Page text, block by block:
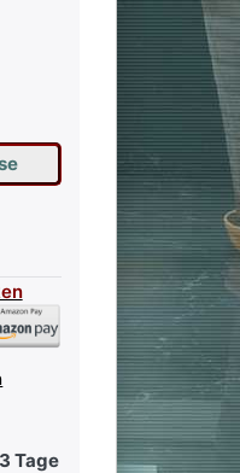
eines Produkts,
Tage